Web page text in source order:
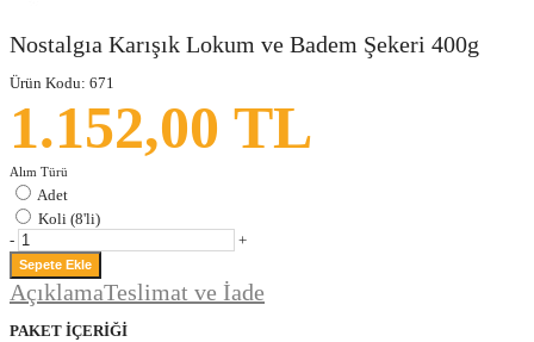
Nostalgıa Karışık Lokum ve Badem Şekeri 400g
Ürün Kodu: 671
1.152,00 TL
Alım Türü
Adet
Koli (8'li)
-
+
AçıklamaTeslimat ve İade
PAKET İÇERİĞİ